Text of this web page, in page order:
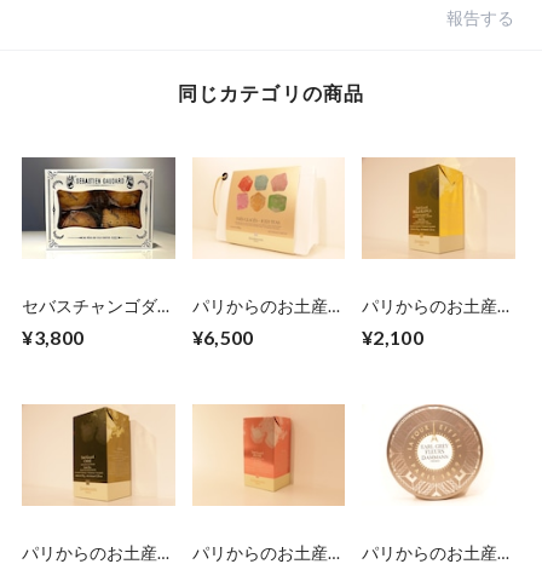
報告する
同じカテゴリの商品
セバスチャンゴダー
わせ（小）
¥3,800
パリからのお土産
Frères アイスティー
¥6,500
パリからのお土産
Frères アイスティー
¥2,100
パリからのお土産
パリからのお土産
パリからのお土産